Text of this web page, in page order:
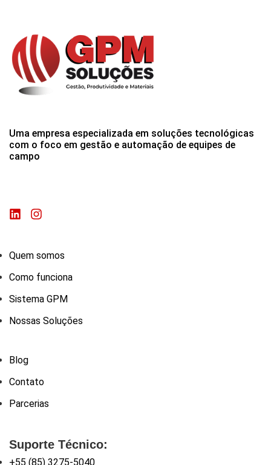
Uma empresa especializada em soluções tecnológicas
com o foco em gestão e automação de equipes de
campo
Quem somos
Como funciona
Sistema GPM
Nossas Soluções
Blog
Contato
Parcerias
Suporte Técnico:
+55 (85) 3275-5040